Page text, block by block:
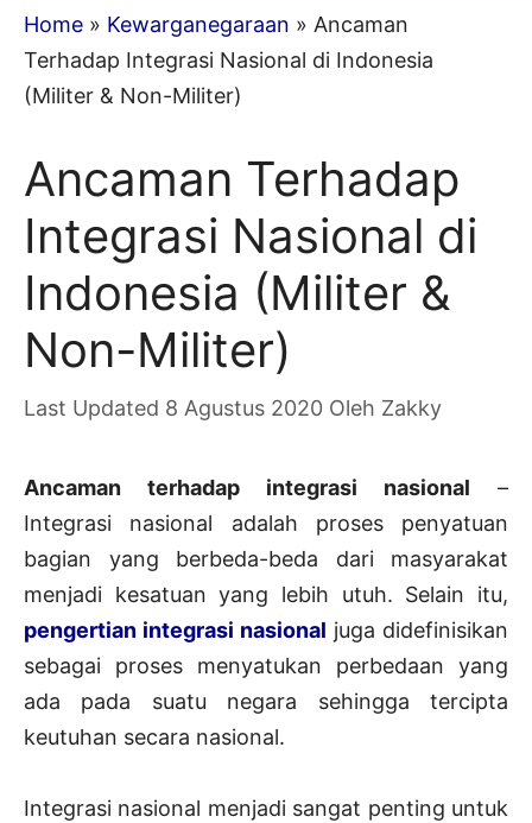
Home » Kewarganegaraan » Ancaman
Terhadap Integrasi Nasional di Indonesia
(Militer & Non-Militer)
Ancaman Terhadap
Integrasi Nasional di
Indonesia (Militer &
Non-Militer)
8 Agustus 2020 Oleh Zakky
Ancaman terhadap integrasi nasional –
Integrasi nasional adalah proses penyatuan
bagian yang berbeda-beda dari masyarakat
menjadi kesatuan yang lebih utuh. Selain itu,
pengertian integrasi nasional juga didefinisikan
sebagai proses menyatukan perbedaan yang
ada pada suatu negara sehingga tercipta
keutuhan secara nasional.
Integrasi nasional menjadi sangat penting untuk